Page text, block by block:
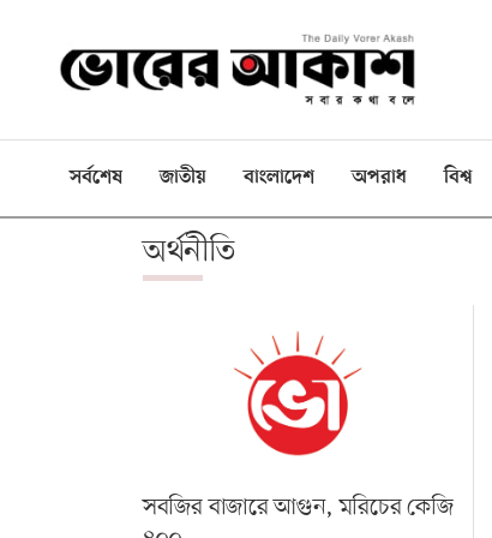
সর্বশেষ জাতীয় বাংলাদেশ অপরাধ বিশ্ব
প্রচ্ছদ
বাংলাদেশ
অর্থনীতি
সবজির বাজারে আগুন, মরিচের কেজি